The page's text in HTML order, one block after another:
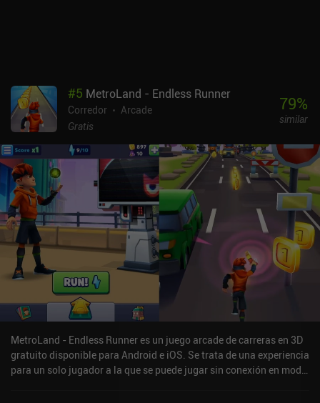
#5 MetroLand - Endless Runner
Corredor
Arcade
Gratis
79%
similar
MetroLand - Endless Runner es un juego arcade de carreras en 3D
gratuito disponible para Android e iOS. Se trata de una experiencia
para un solo jugador a la que se puede jugar sin conexión en modo